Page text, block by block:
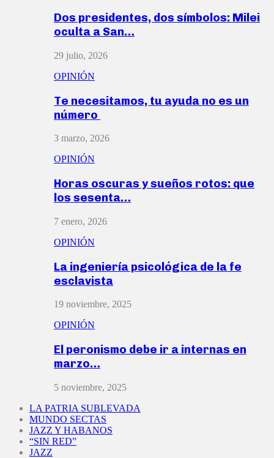
Dos presidentes, dos símbolos: Milei
oculta a San…
29 julio, 2026
OPINIÓN
Te necesitamos, tu ayuda no es un
número
3 marzo, 2026
OPINIÓN
Horas oscuras y sueños rotos: que
los sesenta…
7 enero, 2026
OPINIÓN
La ingeniería psicológica de la fe
esclavista
19 noviembre, 2025
OPINIÓN
El peronismo debe ir a internas en
marzo…
5 noviembre, 2025
LA PATRIA SUBLEVADA
MUNDO SECTAS
JAZZ Y HABANOS
“SIN RED”
JAZZ